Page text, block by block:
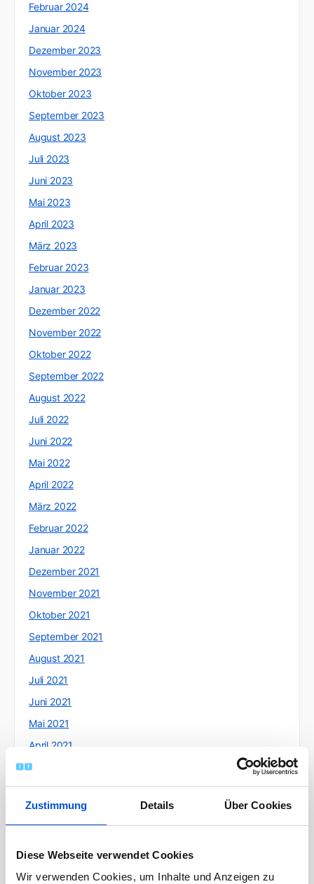
Zustimmung Details Über Cookies
Diese Webseite verwendet Cookies
Wir verwenden Cookies, um Inhalte und Anzeigen zu
Februar 2024
Januar 2024
Dezember 2023
November 2023
Oktober 2023
September 2023
August 2023
Juli 2023
Juni 2023
Mai 2023
April 2023
März 2023
Februar 2023
Januar 2023
Dezember 2022
November 2022
Oktober 2022
September 2022
August 2022
Juli 2022
Juni 2022
Mai 2022
April 2022
März 2022
Februar 2022
Januar 2022
Dezember 2021
November 2021
Oktober 2021
September 2021
August 2021
Juli 2021
Juni 2021
Mai 2021
April 2021
März 2021
Februar 2021
Januar 2021
November 2020
Oktober 2020